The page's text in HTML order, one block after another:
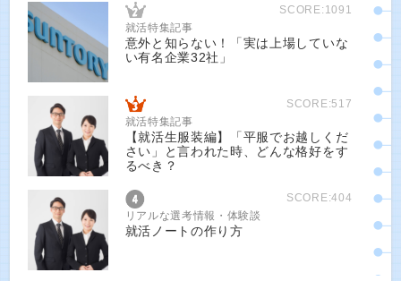
SCORE:1091
就活特集記事
意外と知らない！「実は上場していな
い有名企業32社」
SCORE:517
就活特集記事
【就活生服装編】「平服でお越しくだ
さい」と言われた時、どんな格好をす
るべき？
SCORE:404
リアルな選考情報・体験談
就活ノートの作り方